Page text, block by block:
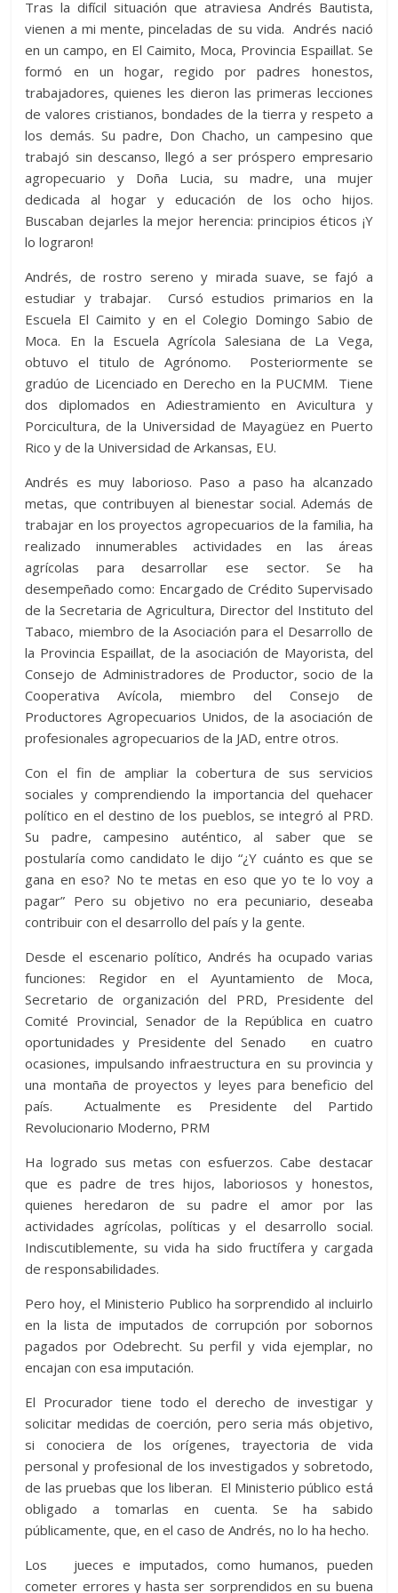
p
p
o
k
g
er
m e
ar
ti
r
Tras la difícil situación que atraviesa Andrés Bautista,
vienen a mi mente, pinceladas de su vida. Andrés nació
en un campo, en El Caimito, Moca, Provincia Espaillat. Se
formó en un hogar, regido por padres honestos,
trabajadores, quienes les dieron las primeras lecciones
de valores cristianos, bondades de la tierra y respeto a
los demás. Su padre, Don Chacho, un campesino que
trabajó sin descanso, llegó a ser próspero empresario
agropecuario y Doña Lucia, su madre, una mujer
dedicada al hogar y educación de los ocho hijos.
Buscaban dejarles la mejor herencia: principios éticos ¡Y
lo lograron!
Andrés, de rostro sereno y mirada suave, se fajó a
estudiar y trabajar. Cursó estudios primarios en la
Escuela El Caimito y en el Colegio Domingo Sabio de
Moca. En la Escuela Agrícola Salesiana de La Vega,
obtuvo el titulo de Agrónomo. Posteriormente se
gradúo de Licenciado en Derecho en la PUCMM. Tiene
dos diplomados en Adiestramiento en Avicultura y
Porcicultura, de la Universidad de Mayagüez en Puerto
Rico y de la Universidad de Arkansas, EU.
Andrés es muy laborioso. Paso a paso ha alcanzado
metas, que contribuyen al bienestar social. Además de
trabajar en los proyectos agropecuarios de la familia, ha
realizado innumerables actividades en las áreas
agrícolas para desarrollar ese sector. Se ha
desempeñado como: Encargado de Crédito Supervisado
de la Secretaria de Agricultura, Director del Instituto del
Tabaco, miembro de la Asociación para el Desarrollo de
la Provincia Espaillat, de la asociación de Mayorista, del
Consejo de Administradores de Productor, socio de la
Cooperativa Avícola, miembro del Consejo de
Productores Agropecuarios Unidos, de la asociación de
profesionales agropecuarios de la JAD, entre otros.
Con el fin de ampliar la cobertura de sus servicios
sociales y comprendiendo la importancia del quehacer
político en el destino de los pueblos, se integró al PRD.
Su padre, campesino auténtico, al saber que se
postularía como candidato le dijo “¿Y cuánto es que se
gana en eso? No te metas en eso que yo te lo voy a
pagar” Pero su objetivo no era pecuniario, deseaba
contribuir con el desarrollo del país y la gente.
Desde el escenario político, Andrés ha ocupado varias
funciones: Regidor en el Ayuntamiento de Moca,
Secretario de organización del PRD, Presidente del
Comité Provincial, Senador de la República en cuatro
oportunidades y Presidente del Senado en cuatro
ocasiones, impulsando infraestructura en su provincia y
una montaña de proyectos y leyes para beneficio del
país. Actualmente es Presidente del Partido
Revolucionario Moderno, PRM
Ha logrado sus metas con esfuerzos. Cabe destacar
que es padre de tres hijos, laboriosos y honestos,
quienes heredaron de su padre el amor por las
actividades agrícolas, políticas y el desarrollo social.
Indiscutiblemente, su vida ha sido fructífera y cargada
de responsabilidades.
Pero hoy, el Ministerio Publico ha sorprendido al incluirlo
en la lista de imputados de corrupción por sobornos
pagados por Odebrecht. Su perfil y vida ejemplar, no
encajan con esa imputación.
El Procurador tiene todo el derecho de investigar y
solicitar medidas de coerción, pero seria más objetivo,
si conociera de los orígenes, trayectoria de vida
personal y profesional de los investigados y sobretodo,
de las pruebas que los liberan. El Ministerio público está
obligado a tomarlas en cuenta. Se ha sabido
públicamente, que, en el caso de Andrés, no lo ha hecho.
Los jueces e imputados, como humanos, pueden
cometer errores y hasta ser sorprendidos en su buena